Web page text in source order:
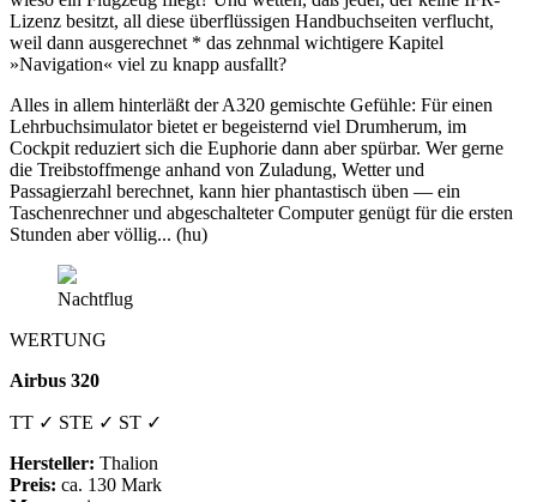
Lizenz besitzt, all diese überflüssigen Handbuchseiten verflucht,
weil dann ausgerechnet * das zehnmal wichtigere Kapitel
»Navigation« viel zu knapp ausfallt?
Alles in allem hinterläßt der A320 gemischte Gefühle: Für einen
Lehrbuchsimulator bietet er begeisternd viel Drumherum, im
Cockpit reduziert sich die Euphorie dann aber spürbar. Wer gerne
die Treibstoffmenge anhand von Zuladung, Wetter und
Passagierzahl berechnet, kann hier phantastisch üben — ein
Taschenrechner und abgeschalteter Computer genügt für die ersten
Stunden aber völlig... (hu)
Nachtflug
WERTUNG
Airbus 320
TT ✓ STE ✓ ST ✓
Hersteller: Thalion
Preis: ca. 130 Mark